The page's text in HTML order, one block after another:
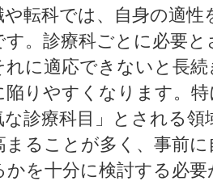
や転科では、自身の適
す。診療科ごとに必要
れに適応できないと長
陥りやすくなります。
な診療科目」とされる
まることが多く、事前
かを十分に検討する必